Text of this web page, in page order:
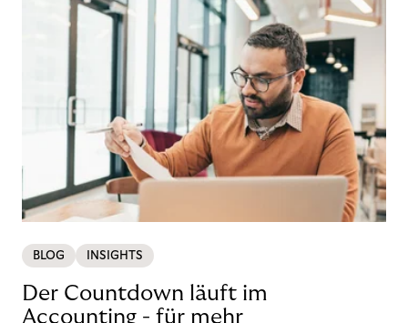
BLOG INSIGHTS
Der Countdown läuft im
Accounting - für mehr